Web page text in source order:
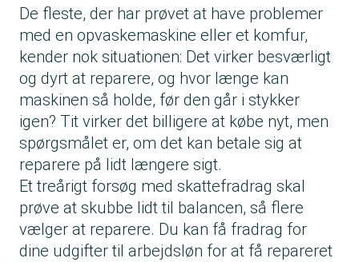
De fleste, der har prøvet at have problemer
med en opvaskemaskine eller et komfur,
kender nok situationen: Det virker besværligt
og dyrt at reparere, og hvor længe kan
maskinen så holde, før den går i stykker
igen? Tit virker det billigere at købe nyt, men
spørgsmålet er, om det kan betale sig at
reparere på lidt længere sigt.
Et treårigt forsøg med skattefradrag skal
prøve at skubbe lidt til balancen, så flere
vælger at reparere. Du kan få fradrag for
dine udgifter til arbejdsløn for at få repareret